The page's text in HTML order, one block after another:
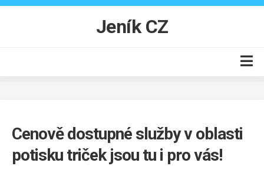
Skip
Jeník CZ
Byt
Finance
Cenově dostupné služby v oblasti
potisku triček jsou tu i pro vás!